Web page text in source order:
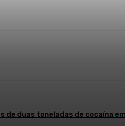
de duas toneladas de cocaína